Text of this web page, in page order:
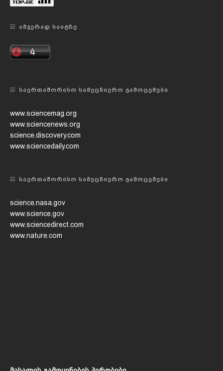
ᲐᲛᲯᲔᲠᲐᲓ ᲡᲐᲘᲢᲖᲔ
ᲡᲐᲔᲠᲗᲐᲨᲝᲠᲘᲡᲝ ᲡᲐᲛᲔᲪᲜᲘᲔᲠᲝ ᲒᲐᲛᲝᲪᲔᲛᲔᲑᲘ
www.sciencemag.org
www.sciencenews.org
science.discovery.com
www.sciencedaily.com
ᲡᲐᲔᲠᲗᲐᲨᲝᲠᲘᲡᲝ ᲡᲐᲛᲔᲪᲜᲘᲔᲠᲝ ᲒᲐᲛᲝᲪᲔᲛᲔᲑᲘ
science.nasa.gov
www.science.gov
www.sciencedirect.com
www.nature.com